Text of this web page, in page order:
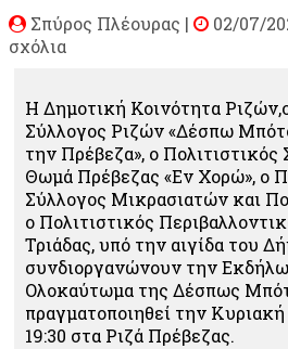
Σπύρος Πλέουρας | 02/07/
σχόλια
Η Δημοτική Κοινότητα
Σύλλογος Ριζών «Δέσπω
την Πρέβεζα», ο
Θωμά Πρέβεζας «Εν Χορώ», ο
Σύλλογος Μικρασιατών και
ο Πολιτιστικός
Τριάδας, υπό την αιγίδα του
συνδιοργανώνουν την
Ολοκαύτωμα της Δέσπως
πραγματοποιηθεί την Κυριακή
19:30 στα Ριζά Πρέβεζας.